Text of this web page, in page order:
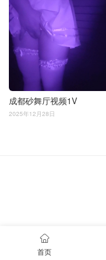
成都砂舞厅视频1V
2025年12月28日

首页